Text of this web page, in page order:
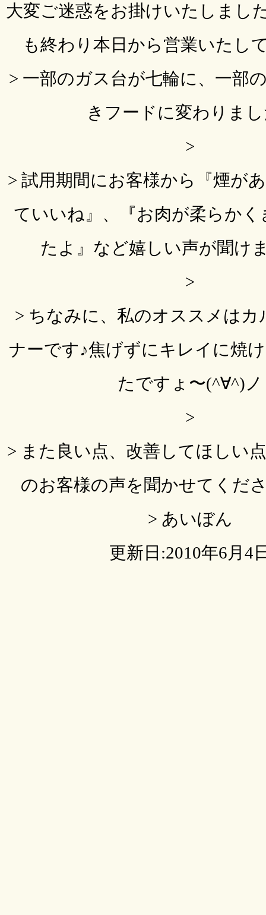
大変ご迷惑をお掛けいたしまし
も終わり本日から営業いたし
> 一部のガス台が七輪に、一部
きフードに変わりま
>
> 試用期間にお客様から『煙が
ていいね』、『お肉が柔らか
たよ』など嬉しい声が聞け
>
> ちなみに、私のオススメはカ
ナーです♪焦げずにキレイに焼
たですょ〜(^∀^)ノ
>
> また良い点、改善してほしい
のお客様の声を聞かせてくだ
> あいぼん
更新日:2010年6月4